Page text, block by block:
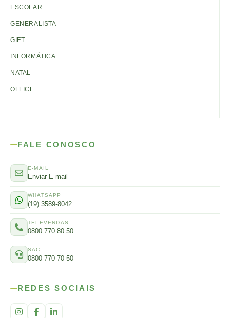
ESCOLAR
GENERALISTA
GIFT
INFORMÁTICA
NATAL
OFFICE
FALE CONOSCO
E-MAIL
Enviar E-mail
WHATSAPP
(19) 3589-8042
TELEVENDAS
0800 770 80 50
SAC
0800 770 70 50
REDES SOCIAIS